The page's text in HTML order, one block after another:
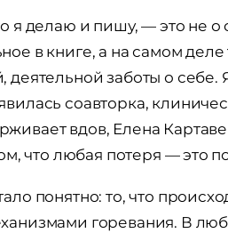
я делаю и пишу, — это не о
в книге, а на самом
деятельной заботы о
соавторка,
вдов, Елена
что любая потеря — это
понятно: то, что
горевания. В